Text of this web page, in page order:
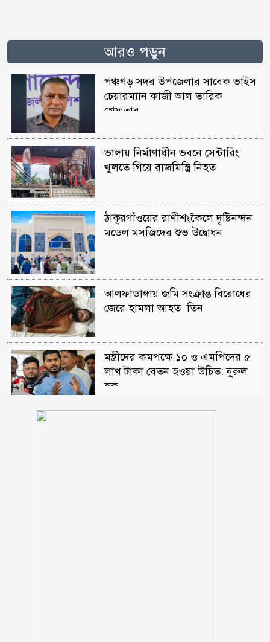
আরও পড়ুন
পঞ্চগড় সদর উপজেলার সাবেক ভাইস
চেয়ারম্যান কাজী আল তারিক
গ্রেফতার
ভাঙ্গায় নির্মাণাধীন ভবনে সেন্টারিং
খুলতে গিয়ে রাজমিস্ত্রি নিহত
ঠাকূরগাঁওয়ের রাণীশংকৈলে দৃষ্টিনন্দন
মডেল মসজিদের শুভ উদ্বোধন
আলফাডাঙ্গায় জমি সংক্রান্ত বিরোধের
জেরে হামলা আহত তিন
মন্ত্রীদের কমপক্ষে ১০ ও এমপিদের ৫
লাখ টাকা বেতন হওয়া উচিত: নুরুল
হক